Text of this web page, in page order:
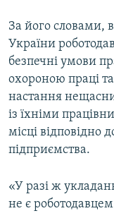
За його словами,
України
безпечні умови
охороною праці та
настання
із їхніми
місці відповідно
підприємства.
«У разі ж
не є